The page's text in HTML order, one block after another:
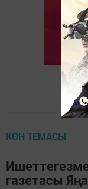
КӨН ТЕМАСЫ
газетасы